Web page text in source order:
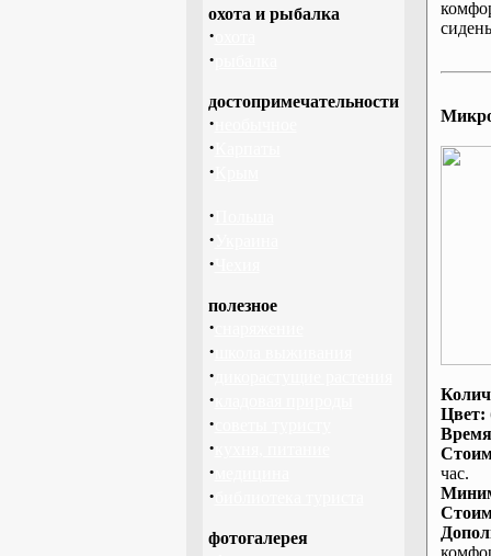
охота и рыбалка
·
·
достопримечательности
·
·
·
·
·
·
полезное
·
·
·
·
·
·
·
·
фотогалерея
Цвет:
час.